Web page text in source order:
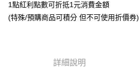
ATM付款
1點紅利點數可折抵1元消費金額
(特殊/預購商品可積分 但不可使用折價券)
詳細說明